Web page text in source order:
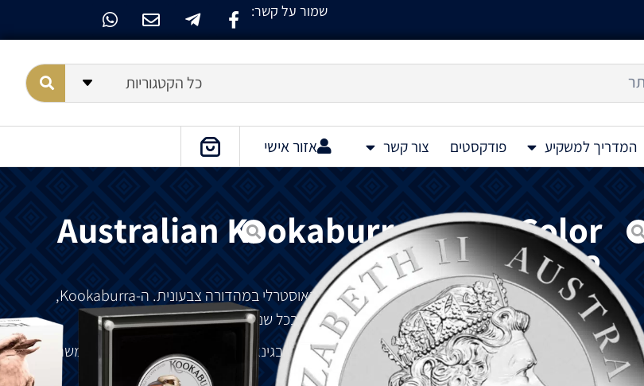
שמור על קשר:
כל הקטגוריות
המדריך למשקיע פודקסטים צור קשר אזור אישי
Australian Kookaburra Silver Color
Coin 1 Oz 2022
אחד ממטבעות הכסףהיפיםבעולםהוא קוקאבורההאוסטרלי במהדורה צבעונית. ה-Kookaburra,
הושקלראשונהבשנת1990, זמיןלמשקיעים ו לאספניםבכלשנה.
קוקבורה
הםעופותדורסיםשלדגיםשמקורם באוסטרליה ובגינאה .קוקבורה
שימשה
כאפקט
קולבמשך שניםבסרטיםובתוכניות טלוויזיה .